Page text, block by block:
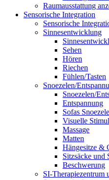
Raumausstattung
Sensorische Integration
Sensorische
Sinnesentwicklung
Sehen
Hören
Riechen
Fühlen/Tasten
Snoezelen/
Snoezelen/
Entspannung
Sofas
Visuelle
Massage
Matten
Hängesitze &
Sitzsäcke und
Beschwerung
SI-Therapiezentrum